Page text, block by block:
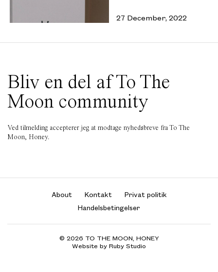
27 December, 2022
Bliv en del af To The
Moon community
Ved tilmelding accepterer jeg at modtage nyhedsbreve fra To The
Moon, Honey.
About Kontakt
Privat politik
Handelsbetingelser
© 2026 TO THE MOON, HONEY
Website by Ruby Studio